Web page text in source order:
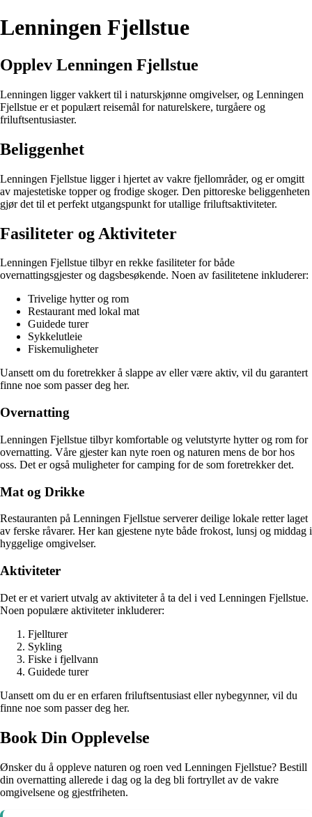
Lenningen Fjellstue
Opplev Lenningen Fjellstue
Lenningen ligger vakkert til i naturskjønne omgivelser, og Lenningen
Fjellstue er et populært reisemål for naturelskere, turgåere og
friluftsentusiaster.
Beliggenhet
Lenningen Fjellstue ligger i hjertet av vakre fjellområder, og er omgitt
av majestetiske topper og frodige skoger. Den pittoreske beliggenheten
gjør det til et perfekt utgangspunkt for utallige friluftsaktiviteter.
Fasiliteter og Aktiviteter
Lenningen Fjellstue tilbyr en rekke fasiliteter for både
overnattingsgjester og dagsbesøkende. Noen av fasilitetene inkluderer:
Trivelige hytter og rom
Restaurant med lokal mat
Guidede turer
Sykkelutleie
Fiskemuligheter
Uansett om du foretrekker å slappe av eller være aktiv, vil du garantert
finne noe som passer deg her.
Overnatting
Lenningen Fjellstue tilbyr komfortable og velutstyrte hytter og rom for
overnatting. Våre gjester kan nyte roen og naturen mens de bor hos
oss. Det er også muligheter for camping for de som foretrekker det.
Mat og Drikke
Restauranten på Lenningen Fjellstue serverer deilige lokale retter laget
av ferske råvarer. Her kan gjestene nyte både frokost, lunsj og middag i
hyggelige omgivelser.
Aktiviteter
Det er et variert utvalg av aktiviteter å ta del i ved Lenningen Fjellstue.
Noen populære aktiviteter inkluderer:
Fjellturer
Sykling
Fiske i fjellvann
Guidede turer
Uansett om du er en erfaren friluftsentusiast eller nybegynner, vil du
finne noe som passer deg her.
Book Din Opplevelse
Ønsker du å oppleve naturen og roen ved Lenningen Fjellstue? Bestill
din overnatting allerede i dag og la deg bli fortryllet av de vakre
omgivelsene og gjestfriheten.